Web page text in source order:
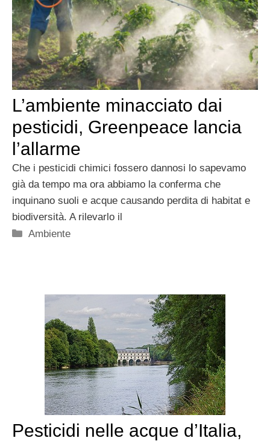
L’ambiente minacciato dai
pesticidi, Greenpeace lancia
l’allarme
Che i pesticidi chimici fossero dannosi lo sapevamo
già da tempo ma ora abbiamo la conferma che
inquinano suoli e acque causando perdita di habitat e
biodiversità. A rilevarlo il
Categorie
Ambiente
Pesticidi nelle acque d’Italia,